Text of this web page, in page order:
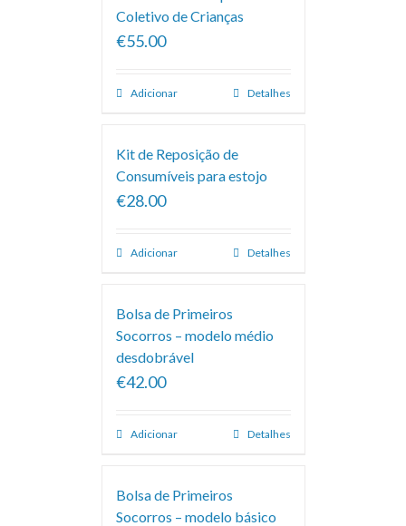
Coletivo de Crianças
€55.00
Adicionar Detalhes
Kit de Reposição de
Consumíveis para estojo
€28.00
Adicionar Detalhes
Bolsa de Primeiros
Socorros – modelo médio
desdobrável
€42.00
Adicionar Detalhes
Bolsa de Primeiros
Socorros – modelo básico